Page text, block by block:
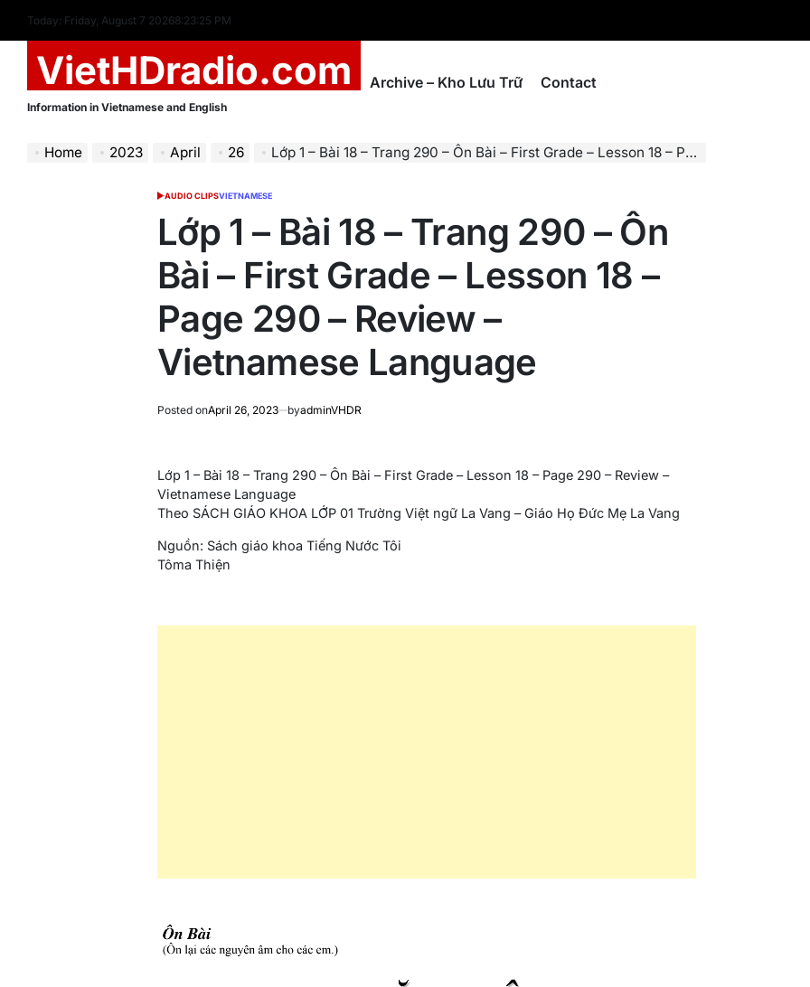
content
Today: Friday, August 7 20268:23:26 PM
VietHDradio.com
Information in Vietnamese and English
Archive – Kho Lưu Trữ Contact
Home 2023 April 26 Lớp 1 – Bài 18 – Trang 290 – Ôn Bài – First Grade – Lesson 18 – Page 290 – Review – Vietnamese Language
POSTED
AUDIO CLIPSVIETNAMESE
Lớp 1 – Bài 18 – Trang 290 – Ôn
Bài – First Grade – Lesson 18 –
Page 290 – Review –
Vietnamese Language
Posted onApril 26, 2023 byadminVHDR
Lớp 1 – Bài 18 – Trang 290 – Ôn Bài – First Grade – Lesson 18 – Page 290 – Review –
Vietnamese Language
Theo SÁCH GIÁO KHOA LỚP 01 Trường Việt ngữ La Vang – Giáo Họ Đức Mẹ La Vang
Nguồn: Sách giáo khoa Tiếng Nước Tôi
Tôma Thiện